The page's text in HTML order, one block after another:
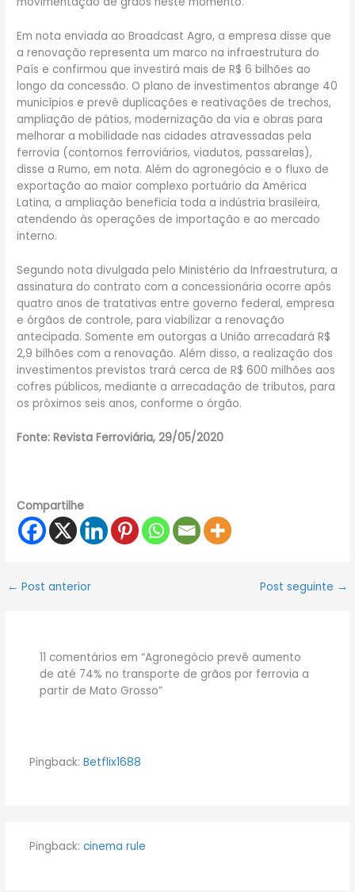
Em nota enviada ao Broadcast Agro, a empresa disse que
a renovação representa um marco na infraestrutura do
País e confirmou que investirá mais de R$ 6 bilhões ao
longo da concessão. O plano de investimentos abrange 40
municípios e prevê duplicações e reativações de trechos,
ampliação de pátios, modernização da via e obras para
melhorar a mobilidade nas cidades atravessadas pela
ferrovia (contornos ferroviários, viadutos, passarelas),
disse a Rumo, em nota. Além do agronegócio e o fluxo de
exportação ao maior complexo portuário da América
Latina, a ampliação beneficia toda a indústria brasileira,
atendendo às operações de importação e ao mercado
interno.
Segundo nota divulgada pelo Ministério da Infraestrutura, a
assinatura do contrato com a concessionária ocorre após
quatro anos de tratativas entre governo federal, empresa
e órgãos de controle, para viabilizar a renovação
antecipada. Somente em outorgas a União arrecadará R$
2,9 bilhões com a renovação. Além disso, a realização dos
investimentos previstos trará cerca de R$ 600 milhões aos
cofres públicos, mediante a arrecadação de tributos, para
os próximos seis anos, conforme o órgão.
Fonte: Revista Ferroviária, 29/05/2020
Compartilhe
← Post anterior Post seguinte →
11 comentários em “Agronegócio prevê aumento
de até 74% no transporte de grãos por ferrovia a
partir de Mato Grosso”
Pingback: Betflix1688
Pingback: cinema rule